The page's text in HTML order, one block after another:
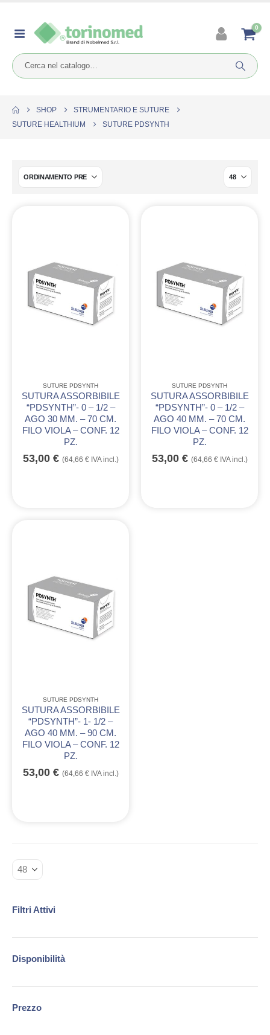
0
SHOP
STRUMENTARIO E SUTURE
SUTURE HEALTHIUM
SUTURE PDSYNTH
SUTURE PDSYNTH
SUTURA ASSORBIBILE
“PDSYNTH”- 0 – 1/2 –
AGO 30 MM. – 70 CM.
FILO VIOLA – CONF. 12
PZ.
53,00 € (64,66 €IVA incl.)
SUTURE PDSYNTH
SUTURA ASSORBIBILE
“PDSYNTH”- 0 – 1/2 –
AGO 40 MM. – 70 CM.
FILO VIOLA – CONF. 12
PZ.
53,00 € (64,66 €IVA incl.)
SUTURE PDSYNTH
SUTURA ASSORBIBILE
“PDSYNTH”- 1- 1/2 –
AGO 40 MM. – 90 CM.
FILO VIOLA – CONF. 12
PZ.
53,00 € (64,66 €IVA incl.)
Filtri Attivi
Disponibilità
Prezzo